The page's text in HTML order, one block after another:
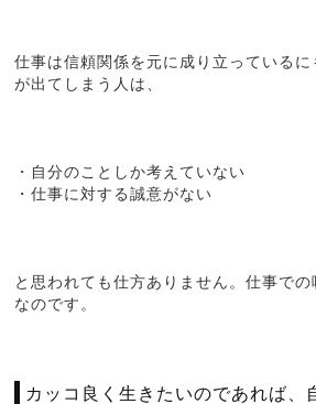
仕事は信頼関係を元に成り立っている
が出てしまう人は、
・自分のことしか考えていない
・仕事に対する誠意がない
と思われても仕方ありません。仕事で
なのです。
カッコ良く生きたいのであれば、